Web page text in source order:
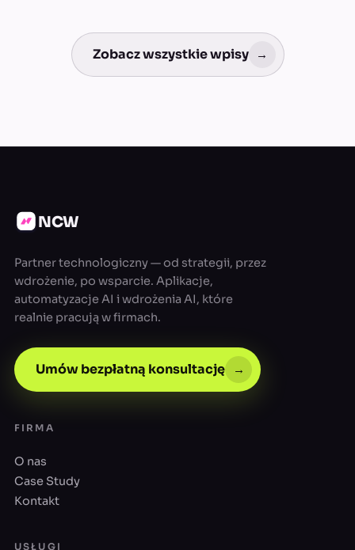
Zobacz wszystkie wpisy →
NCW
Partner technologiczny — od strategii, przez
wdrożenie, po wsparcie. Aplikacje,
automatyzacje AI i wdrożenia AI, które
realnie pracują w firmach.
Umów bezpłatną konsultację →
FIRMA
O nas
Case Study
Kontakt
USŁUGI